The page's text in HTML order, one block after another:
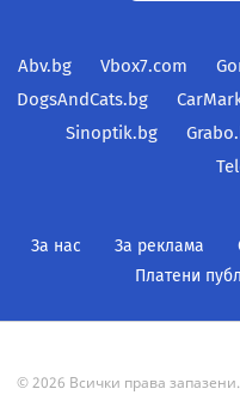
Abv.bg Vbox7.com
DogsAndCats.bg
Sinoptik.bg
За нас За реклама
Платени
© 2026 Всички права запазени.